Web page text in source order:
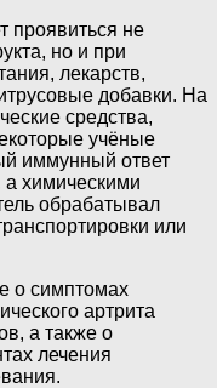
проявиться не
но и при
лекарств,
добавки. На
средства,
учёные
иммунный ответ
химическими
обрабатывал
или
о симптомах
артрита
а также о
лечения